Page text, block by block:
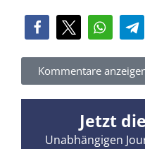
Kommentare
Jetzt
Unabhängigen